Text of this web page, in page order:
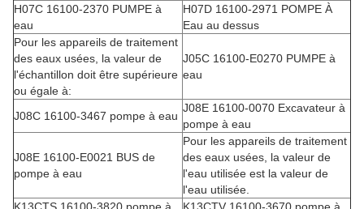
H07C 16100-2370 PUMPE à
eau
H07D 16100-2971 POMPE À
Eau au dessus
Pour les appareils de traitement
des eaux usées, la valeur de
l'échantillon doit être supérieure
ou égale à:
J05C 16100-E0270 PUMPE à
eau
J08C 16100-3467 pompe à eau
J08E 16100-0070 Excavateur à
pompe à eau
J08E 16100-E0021 BUS de
pompe à eau
Pour les appareils de traitement
des eaux usées, la valeur de
l'eau utilisée est la valeur de
l'eau utilisée.
K13CTS 16100-3820 pompe à
K13CTV 16100-3670 pompe à